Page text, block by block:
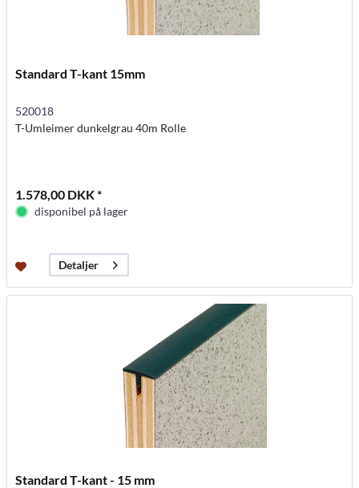
Standard T-kant 15mm
520018
T-Umleimer dunkelgrau 40m Rolle
1.578,00 DKK *
disponibel på lager
Detaljer
Standard T-kant - 15 mm